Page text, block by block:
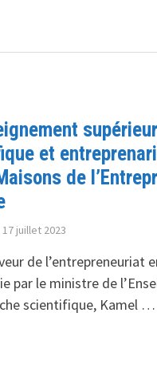
et
de
17 juillet 2023
de l’entrepreneuriat
par le ministre de
scientifique, Kamel …